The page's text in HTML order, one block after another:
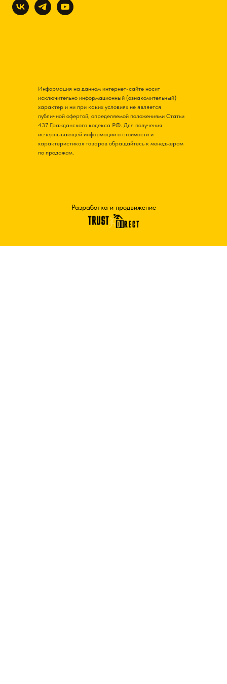
Разработка и продвижение
Информация на данном интернет-сайте носит
исключительно информационный (ознакомительный)
характер и ни при каких условиях не является
публичной офертой, определяемой положениями Статьи
437 Гражданского кодекса РФ. Для получения
исчерпывающей информации о стоимости и
характеристиках товаров обращайтесь к менеджерам
по продажам.